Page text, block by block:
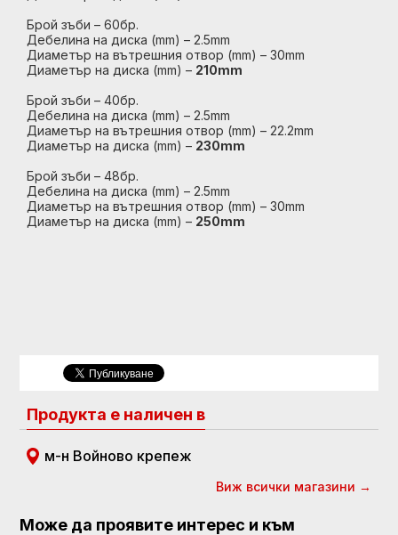
Брой зъби – 60бр.
Дебелина на диска (mm) – 2.5mm
Диаметър на вътрешния отвор (mm) – 30mm
Диаметър на диска (mm) – 210mm
Брой зъби – 40бр.
Дебелина на диска (mm) – 2.5mm
Диаметър на вътрешния отвор (mm) – 22.2mm
Диаметър на диска (mm) – 230mm
Брой зъби – 48бр.
Дебелина на диска (mm) – 2.5mm
Диаметър на вътрешния отвор (mm) – 30mm
Диаметър на диска (mm) – 250mm
Продукта е наличен в
м-н Войново крепеж
Виж всички магазини →
Може да проявите интерес и към